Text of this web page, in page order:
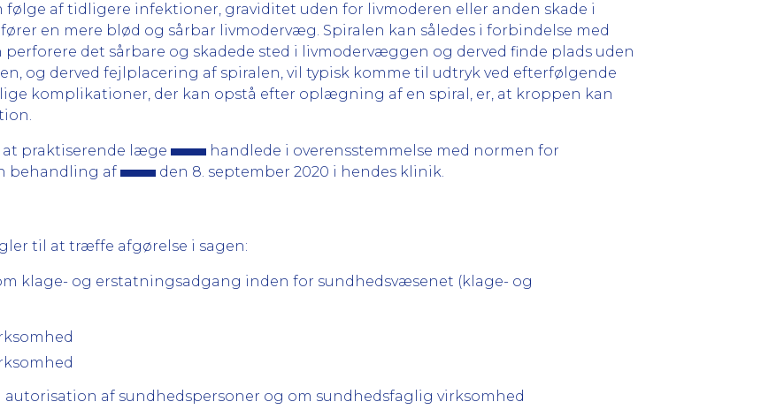
af tidligere infektioner, graviditet uden for livmoderen eller anden skade i
en mere blød og sårbar livmodervæg. Spiralen kan således i forbindelse med
det sårbare og skadede sted i livmodervæggen og derved finde plads uden
og derved fejlplacering af spiralen, vil typisk komme til udtryk ved efterfølgende
komplikationer, der kan opstå efter oplægning af en spiral, er, at kroppen kan
praktiserende læge
handlede i overensstemmelse med normen for
behandling af
den 8. september 2020 i hendes klinik.
til at træffe afgørelse i sagen:
klage- og erstatningsadgang inden for sundhedsvæsenet (klage- og
autorisation af sundhedspersoner og om sundhedsfaglig virksomhed